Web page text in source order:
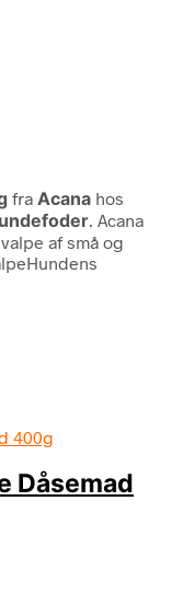
fra Acana hos
. Acana
af små og
Dåsemad